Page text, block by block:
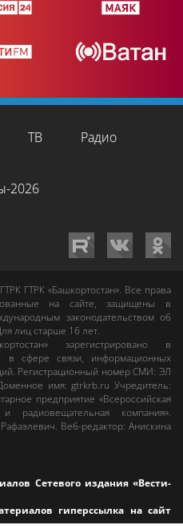
ТВ Радио
2026
ГТРК «Башкортостан». Все права
на сайте, защищены в
законодательством об
лиц старше 16 лет.
зарегистрировано в
в сфере связи, информационных
Регистрационный номер СМИ: ЭЛ
имя:gtrkrb.ru Учредитель:
предприятие «Всероссийская
и радиовещательная компания».
. Веб-редактор:Анискина
Сетевого издания «Вести-
гиперссылка на сайт